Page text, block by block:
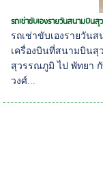
รถเช่าขับเองรายวันสนามบิน
รถเช่าขับเองรายวัน
เครื่องบินที่สนามบินสุ
สุวรรณภูมิ ไป พัทยา
วงศ์...